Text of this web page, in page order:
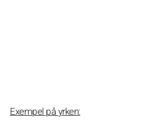
Exempel på yrken: